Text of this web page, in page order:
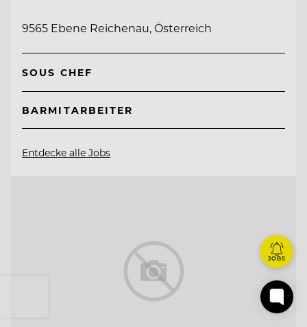
9565 Ebene Reichenau, Österreich
SOUS CHEF
BARMITARBEITER
Entdecke alle Jobs
JOBS